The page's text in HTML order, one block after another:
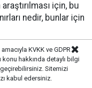
için, bu
nedir, bunlar için
YILDIR BÜYÜK
KVKK ve GDPR
hakkında detaylı bilgi
Sitemizi
kabul edersiniz.